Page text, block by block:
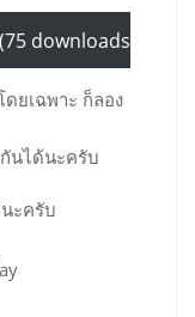
downloads
ดยเฉพาะ ก็ลอง
นได้นะครับ
ะครับ